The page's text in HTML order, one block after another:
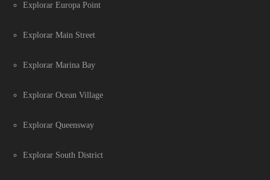
Explorar Europa Point
Explorar Main Street
Explorar Marina Bay
Explorar Ocean Village
Explorar Queensway
Explorar South District